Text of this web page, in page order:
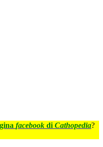
facebook di Cathopedia?